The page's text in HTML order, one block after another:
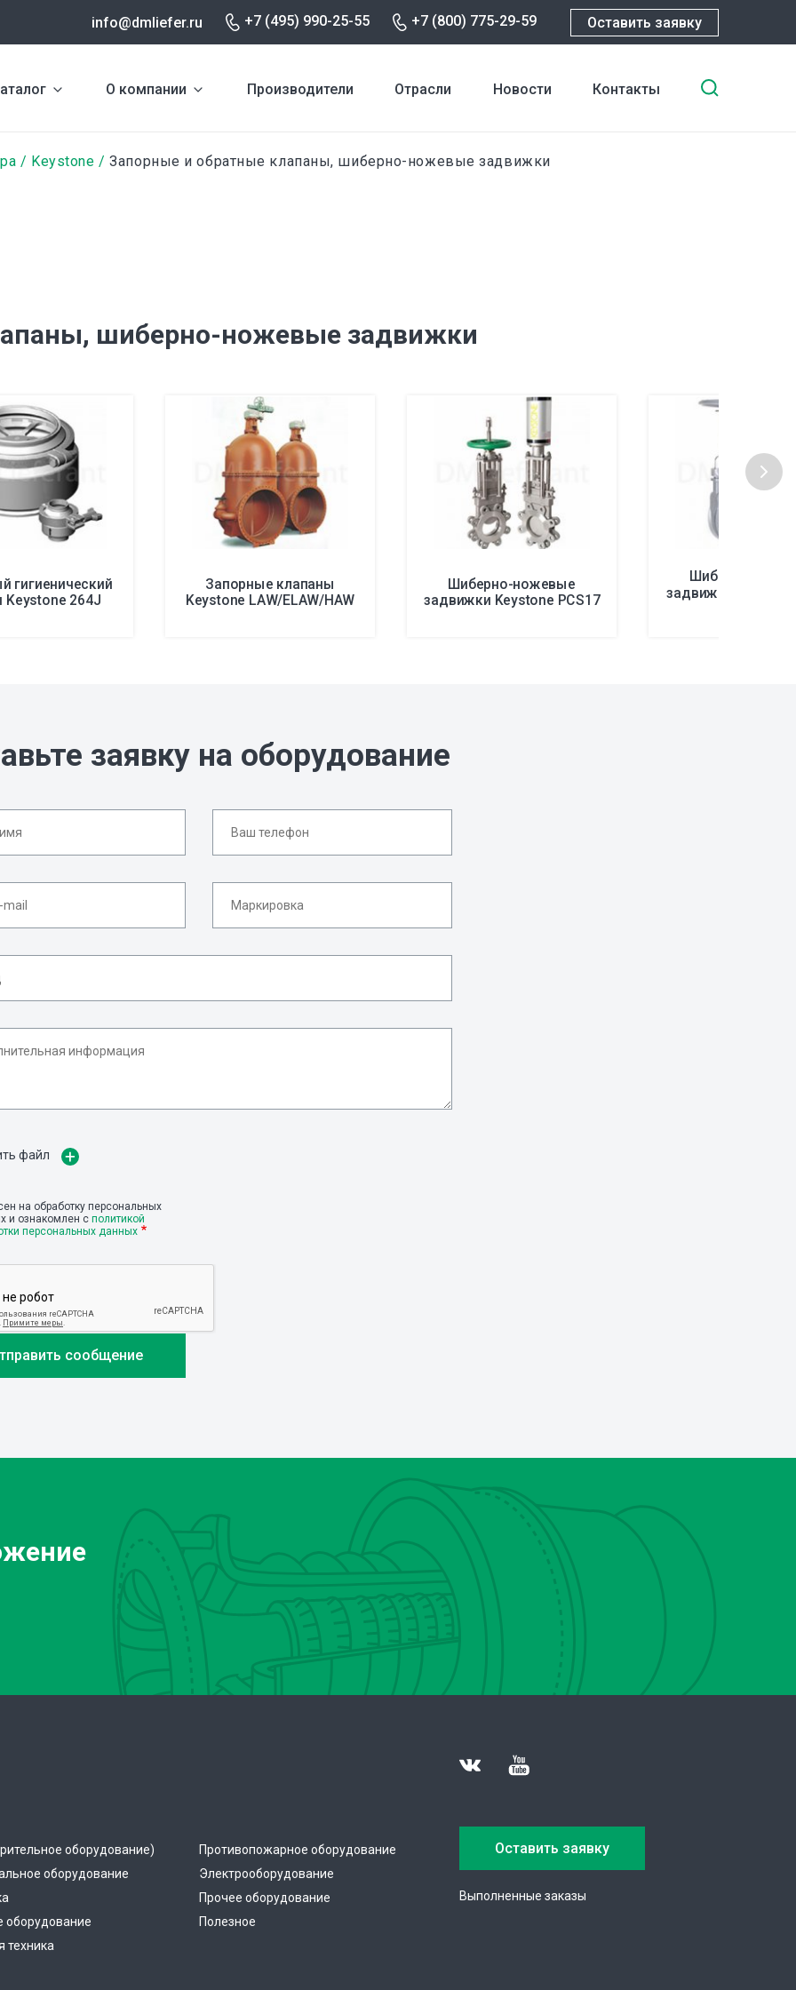
info@dmliefer.ru +7 (495) 990-25-55 +7 (800) 775-29-59 Оставить заявку
О компании Производители Отрасли Новости Контакты
Keystone Запорные и обратные клапаны, шиберно-ножевые задвижки
шиберно-ножевые задвижки
гигиенический
Keystone 264J
Запорные клапаны
Keystone LAW/ELAW/HAW
Шиберно-ножевые
задвижки Keystone PCS17
Шиберно-
задвижки
заявку на оборудование
файл
на обработку персональных
и ознакомлен с политикой
персональных данных
оборудование)
оборудование
оборудование
техника
Противопожарное оборудование
Электрооборудование
Прочее оборудование
Полезное
Оставить заявку
Выполненные заказы